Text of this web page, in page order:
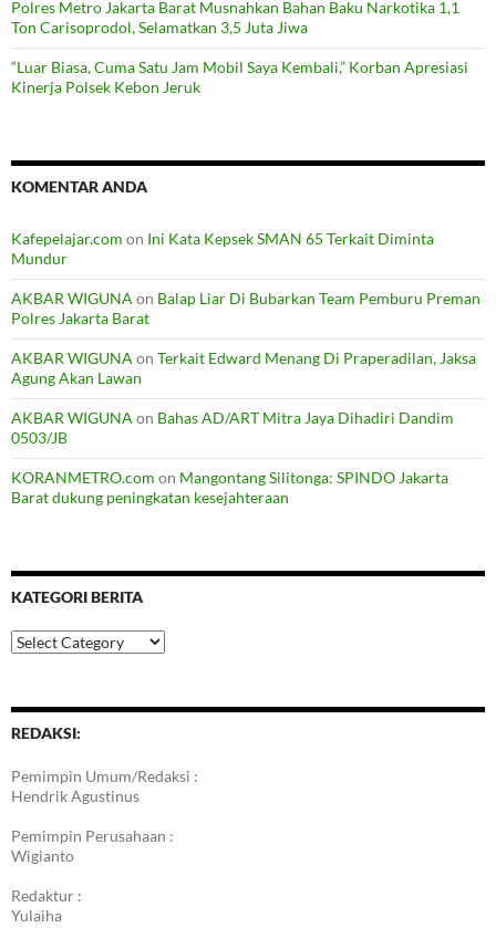
Polres Metro Jakarta Barat Musnahkan Bahan Baku Narkotika 1,1
Ton Carisoprodol, Selamatkan 3,5 Juta Jiwa
“Luar Biasa, Cuma Satu Jam Mobil Saya Kembali,” Korban Apresiasi
Kinerja Polsek Kebon Jeruk
KOMENTAR ANDA
Kafepelajar.com on Ini Kata Kepsek SMAN 65 Terkait Diminta
Mundur
AKBAR WIGUNAon Balap Liar Di Bubarkan Team Pemburu Preman
Polres Jakarta Barat
AKBAR WIGUNAon Terkait Edward Menang Di Praperadilan, Jaksa
Agung Akan Lawan
AKBAR WIGUNAon Bahas AD/ART Mitra Jaya Dihadiri Dandim
0503/JB
KORANMETRO.com on Mangontang Silitonga: SPINDO Jakarta
Barat dukung peningkatan kesejahteraan
KATEGORI BERITA
Kategori
Berita
REDAKSI:
Pemimpin Umum/Redaksi :
Hendrik Agustinus
Pemimpin Perusahaan :
Wigianto
Redaktur :
Yulaiha